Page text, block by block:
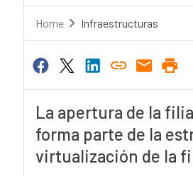
Home Infraestructuras
La apertura de la
forma parte de la
virtualización de la